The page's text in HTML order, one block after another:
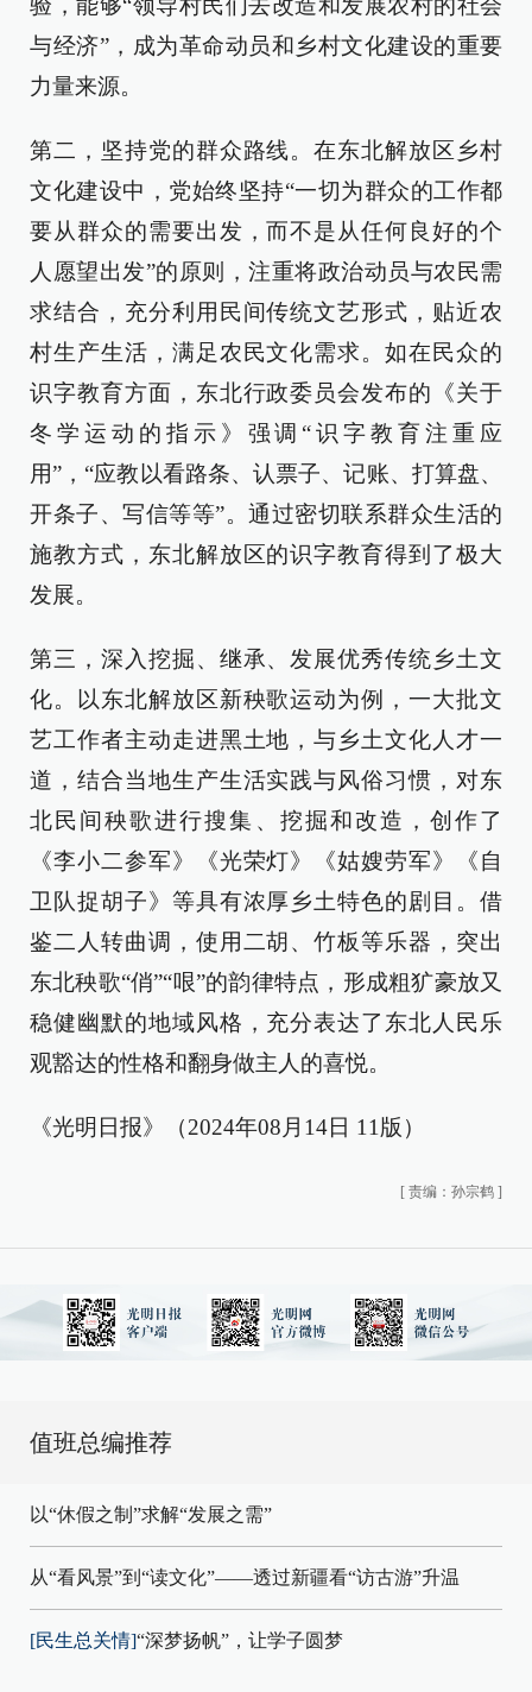
验，能够“领导村民们去改造和发展农村的社会
与经济”，成为革命动员和乡村文化建设的重要
力量来源。
第二，坚持党的群众路线。在东北解放区乡村
文化建设中，党始终坚持“一切为群众的工作都
要从群众的需要出发，而不是从任何良好的个
人愿望出发”的原则，注重将政治动员与农民需
求结合，充分利用民间传统文艺形式，贴近农
村生产生活，满足农民文化需求。如在民众的
识字教育方面，东北行政委员会发布的《关于
冬学运动的指示》强调“识字教育注重应
用”，“应教以看路条、认票子、记账、打算盘、
开条子、写信等等”。通过密切联系群众生活的
施教方式，东北解放区的识字教育得到了极大
发展。
第三，深入挖掘、继承、发展优秀传统乡土文
化。以东北解放区新秧歌运动为例，一大批文
艺工作者主动走进黑土地，与乡土文化人才一
道，结合当地生产生活实践与风俗习惯，对东
北民间秧歌进行搜集、挖掘和改造，创作了
《李小二参军》《光荣灯》《姑嫂劳军》《自
卫队捉胡子》等具有浓厚乡土特色的剧目。借
鉴二人转曲调，使用二胡、竹板等乐器，突出
东北秧歌“俏”“哏”的韵律特点，形成粗犷豪放又
稳健幽默的地域风格，充分表达了东北人民乐
观豁达的性格和翻身做主人的喜悦。
《光明日报》（2024年08月14日 11版）
[ 责编：孙宗鹤 ]
值班总编推荐
以“休假之制”求解“发展之需”
从“看风景”到“读文化”——透过新疆看“访古游”升温
[民生总关情]“深梦扬帆”，让学子圆梦